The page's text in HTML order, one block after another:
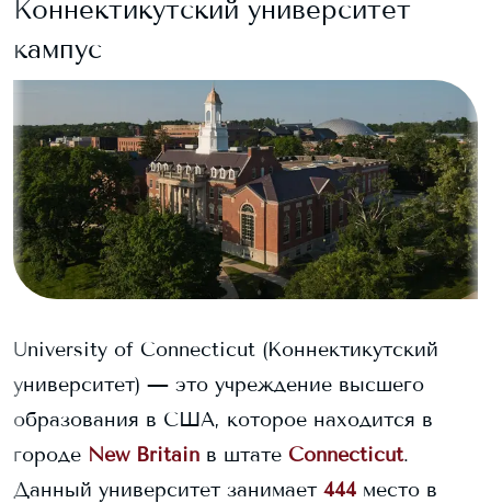
Коннектикутский университет
кампус
University of Connecticut (Коннектикутский
университет) — это учреждение высшего
образования в США, которое находится в
городе New Britain в штате Connecticut.
Данный университет занимает 444 место в